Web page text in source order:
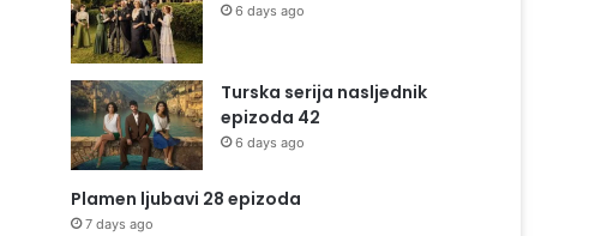
6 days ago
Turska serija nasljednik
epizoda 42
6 days ago
Plamen ljubavi 28 epizoda
7 days ago